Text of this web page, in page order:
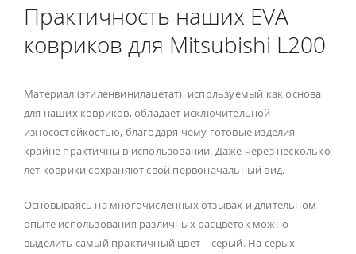
Практичность наших EVA
ковриков для Mitsubishi L200
Материал (этиленвинилацетат), используемый как основа
для наших ковриков, обладает исключительной
износостойкостью, благодаря чему готовые изделия
крайне практичны в использовании. Даже через несколько
лет коврики сохраняют свой первоначальный вид.
Основываясь на многочисленных отзывах и длительном
опыте использования различных расцветок можно
выделить самый практичный цвет – серый. На серых